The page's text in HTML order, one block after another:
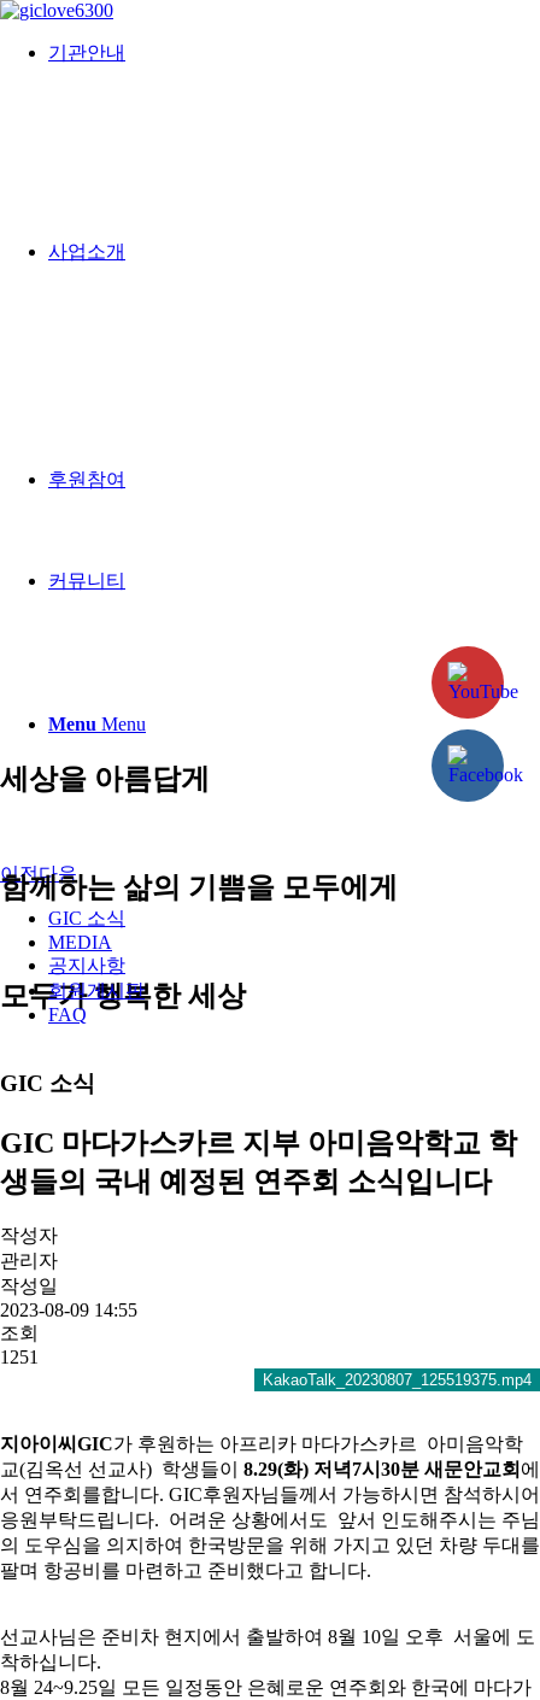
기관안내
사업소개
후원참여
커뮤니티
Menu Menu
세상을 아름답게
함께하는 삶의 기쁨을 모두에게
모두가 행복한 세상
이전다음
GIC 소식
MEDIA
공지사항
회원게시판
FAQ
GIC 소식
GIC 마다가스카르 지부 아미음악학교 학
생들의 국내 예정된 연주회 소식입니다
작성자
관리자
작성일
2023-08-09 14:55
조회
1251
KakaoTalk_20230807_125519375.mp4
지아이씨GIC가 후원하는 아프리카 마다가스카르 아미음악학
교(김옥선 선교사) 학생들이
8.29(화) 저녁7시30분 새문안교회 에
서 연주회를합니다. GIC후원자님들께서 가능하시면 참석하시어
응원부탁드립니다. 어려운 상황에서도 앞서 인도해주시는 주님
의 도우심을 의지하여 한국방문을 위해 가지고 있던 차량 두대를
팔며 항공비를 마련하고 준비했다고 합니다.
선교사님은 준비차 현지에서 출발하여 8월 10일 오후 서울에 도
착하십니다.
8월 24~9.25일 모든 일정동안 은혜로운 연주회와 한국에 마다가